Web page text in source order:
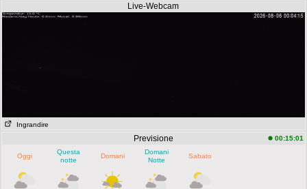
Live-Webcam
Ingrandire
Previsione 00:15:01
Oggi
Questa
notte
Domani
Domani
Notte
Sabato